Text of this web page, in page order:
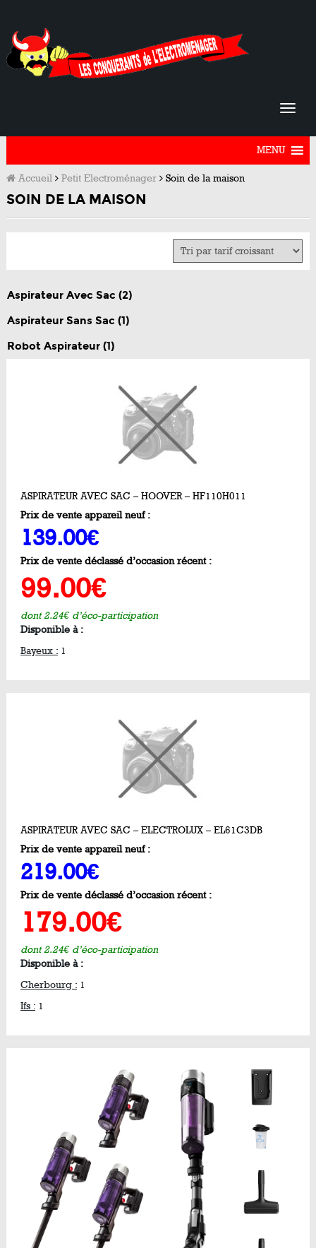
MENU
Accueil Petit Electroménager Soin de la maison
SOIN DE LA MAISON
Aspirateur Avec Sac (2)
Aspirateur Sans Sac (1)
Robot Aspirateur (1)
ASPIRATEUR AVEC SAC – HOOVER – HF110H011
Prix de vente appareil neuf :
139.00€
Prix de vente déclassé d’occasion récent :
99.00€
dont 2.24€ d’éco-participation
Disponible à :
Bayeux : 1
ASPIRATEUR AVEC SAC – ELECTROLUX – EL61C3DB
Prix de vente appareil neuf :
219.00€
Prix de vente déclassé d’occasion récent :
179.00€
dont 2.24€ d’éco-participation
Disponible à :
Cherbourg : 1
Ifs : 1